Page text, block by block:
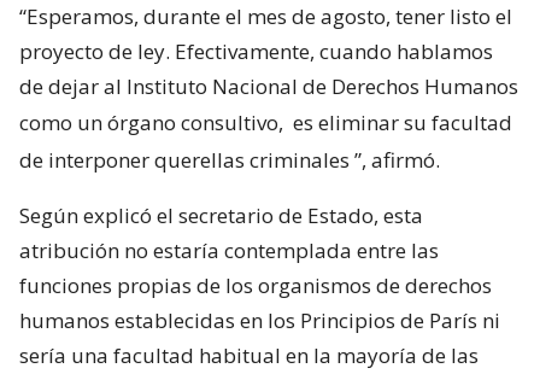
“Esperamos, durante el mes de agosto, tener listo el
proyecto de ley. Efectivamente, cuando hablamos
de dejar al Instituto Nacional de Derechos Humanos
como un órgano consultivo, es eliminar su facultad
de interponer querellas criminales ”, afirmó.
Según explicó el secretario de Estado, esta
atribución no estaría contemplada entre las
funciones propias de los organismos de derechos
humanos establecidas en los Principios de París ni
sería una facultad habitual en la mayoría de las